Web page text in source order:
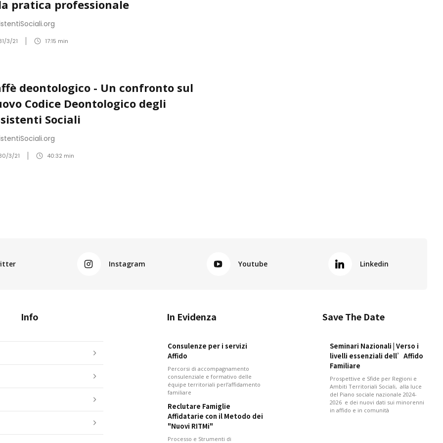
pratica professionale
3/21 17:15 min
deontologico - Un confronto sul
Codice Deontologico degli
Sociali
3/21 40:32 min
Instagram Youtube Linkedin
Info In Evidenza
Consulenze per i servizi
Affido
Percorsi di accompagnamento
consulenziale e formativo delle
équipe territoriali perl’affidamento
familiare
Reclutare Famiglie
Affidatarie con il Metodo dei
"Nuovi RITMi"
Processo e Strumenti di
Save The Date
Seminari Nazionali | Verso i
livelli essenziali dell’Affido
Familiare
Prospettive e Sfide per Regioni e
Ambiti Territoriali Sociali, alla luce
del Piano sociale nazionale 2024-
2026 e dei nuovi dati sui minorenni
in affido e in comunità